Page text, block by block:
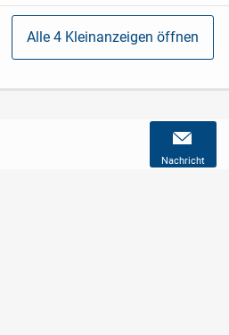
Nachricht
Alle 4 Kleinanzeigen öffnen